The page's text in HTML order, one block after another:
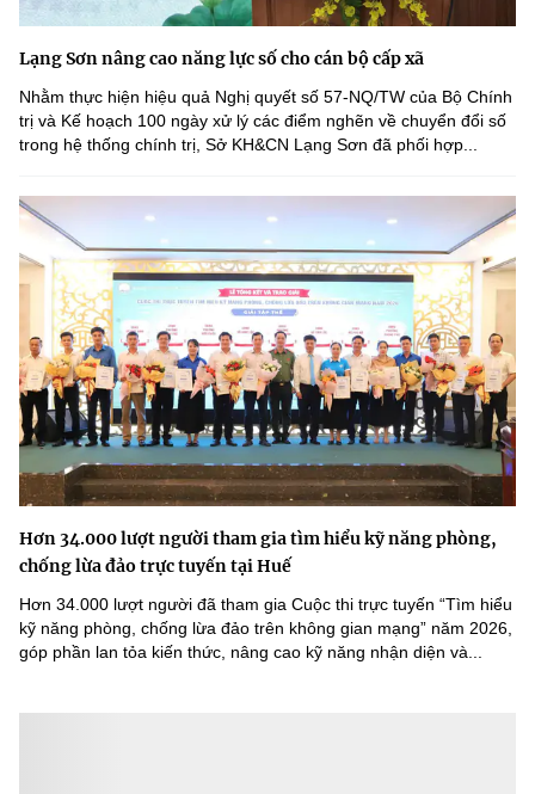
Lạng Sơn nâng cao năng lực số cho cán bộ cấp xã
Nhằm thực hiện hiệu quả Nghị quyết số 57-NQ/TW của Bộ Chính
trị và Kế hoạch 100 ngày xử lý các điểm nghẽn về chuyển đổi số
trong hệ thống chính trị, Sở KH&CN Lạng Sơn đã phối hợp...
Hơn 34.000 lượt người tham gia tìm hiểu kỹ năng phòng,
chống lừa đảo trực tuyến tại Huế
Hơn 34.000 lượt người đã tham gia Cuộc thi trực tuyến “Tìm hiểu
kỹ năng phòng, chống lừa đảo trên không gian mạng” năm 2026,
góp phần lan tỏa kiến thức, nâng cao kỹ năng nhận diện và...